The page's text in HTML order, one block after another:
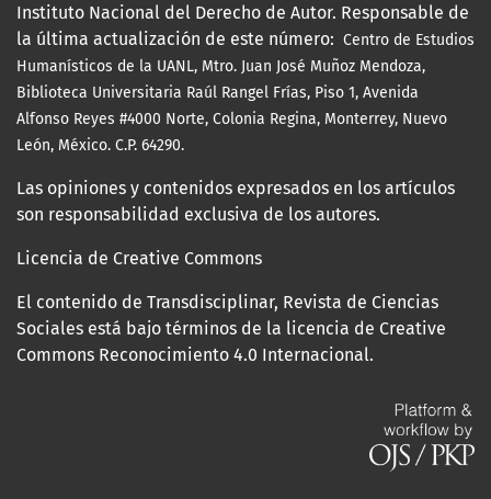
Instituto Nacional del Derecho de Autor. Responsable de
la última actualización de este número: Centro de Estudios
Humanísticos de la UANL, Mtro. Juan José Muñoz Mendoza,
Biblioteca Universitaria Raúl Rangel Frías, Piso 1, Avenida
Alfonso Reyes #4000 Norte, Colonia Regina, Monterrey, Nuevo
León, México. C.P. 64290.
Las opiniones y contenidos expresados en los artículos
son responsabilidad exclusiva de los autores.
Licencia de Creative Commons
El contenido de Transdisciplinar, Revista de Ciencias
Sociales está bajo términos de la licencia de Creative
Commons Reconocimiento 4.0 Internacional.